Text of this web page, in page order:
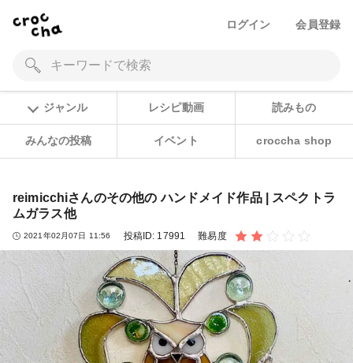
ログイン 会員登録
ジャンル レシピ動画 読みもの
みんなの投稿 イベント croccha shop
reimicchiさんのその他の ハンドメイド作品 | スペクトラ
ムガラス他
2021年02月07日 11:56 投稿ID: 17991 難易度